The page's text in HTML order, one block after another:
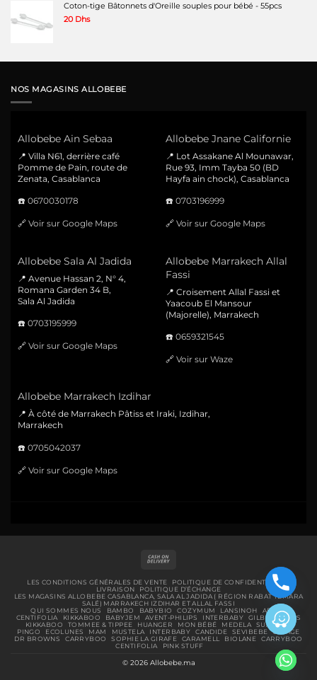
Coton-tige Bâtonnets d'Oreille souples pour bébé - 55pcs
20 Dhs
NOS MAGASINS ALLOBEBE
Allobebe Ain Sebaa
📍 Villa N61, derrière café
Pomme de Pain, route de
Zenata, Casablanca
☎️ 0670030178
🔗 Voir sur Google Maps
Allobebe Jnane Californie
📍 Lot Assakane Al Mounawar,
Rue 93, Imm Tayba 50 (BD
Hayfa ain chock), Casablanca
☎️ 0703196999
🔗 Voir sur Google Maps
Allobebe Sala Al Jadida
📍 Avenue Hassan 2, N° 4,
Romana Garden 34 B,
Sala Al Jadida
☎️ 0703195999
🔗 Voir sur Google Maps
Allobebe Marrakech Allal
Fassi
📍 Croisement Allal Fassi et
Yaacoub El Mansour
(Majorelle), Marrakech
☎️ 0659321545
🔗 Voir sur Waze
Allobebe Marrakech Izdihar
📍 À côté de Marrakech Pâtiss et Iraki, Izdihar,
Marrakech
☎️ 0705042037
🔗 Voir sur Google Maps
Delivery
LES CONDITIONS GÉNÉRALES DE VENTE
POLITIQUE DE CONFIDENTIALITÉ
LIVRAISON
POLITIQUE D’ÉCHANGE
LES MAGASINS ALLOBEBE CASABLANCA, SALA AL JADIDA ( RÉGION RABAT TEMARA
SALÉ) MARRAKECH IZDIHAR ET ALLAL FASSI
QUI SOMMES NOUS
BAMBO BABYBIO COZYMUM LANSINOH
ABENA
CENTIFOLIA
KIKKABOO BABYJEM AVENT-PHILIPS INTERBABY GILBERT
BIBS
KIKKABOO
TOMMEE & TIPPEE HUANGER MON BÉBÉ MEDELA
SUAVINEX
PINGO
ECOLUNES MAM MUSTELA INTERBABY CANDIDE SEVIBEBE
URIAGE
DR BROWNS
CARRYBOO SOPHIE LA GIRAFE CARAMELL BIOLANE
CARRYBOO
CENTIFOLIA
PINK STUFF
© 2026 Allobebe.ma